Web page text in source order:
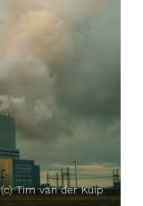
(c) Tim van der Kuip